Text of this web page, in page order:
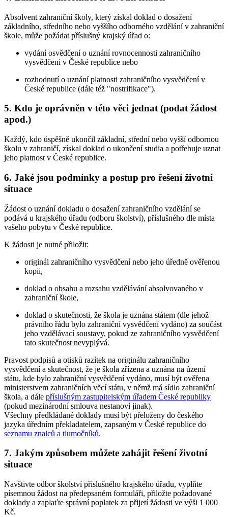
Absolvent zahraniční školy, který získal doklad o dosažení
základního, středního nebo vyššího odborného vzdělání v zahraniční
škole, může požádat příslušný krajský úřad o:
vydání osvědčení o uznání rovnocennosti zahraničního
vysvědčení v České republice nebo
rozhodnutí o uznání platnosti zahraničního vysvědčení v
České republice (dále též "nostrifikace").
5. Kdo je oprávněn v této věci jednat (podat žádost
apod.)
Každý, kdo úspěšně ukončil základní, střední nebo vyšší odbornou
školu v zahraničí, získal doklad o ukončení studia a potřebuje uznat
jeho platnost v České republice.
6. Jaké jsou podmínky a postup pro řešení životní
situace
Žádost o uznání dokladu o dosažení zahraničního vzdělání se
podává u krajského úřadu (odboru školství), příslušného dle místa
vašeho pobytu v České republice.
K žádosti je nutné přiložit:
originál zahraničního vysvědčení nebo jeho úředně ověřenou
kopii,
doklad o obsahu a rozsahu vzdělávání absolvovaného v
zahraniční škole,
doklad o skutečnosti, že škola je uznána státem (dle jehož
právního řádu bylo zahraniční vysvědčení vydáno) za součást
jeho vzdělávací soustavy, pokud ze zahraničního vysvědčení
tato skutečnost nevyplývá.
Pravost podpisů a otisků razítek na originálu zahraničního
vysvědčení a skutečnost, že je škola zřízena a uznána na území
státu, kde bylo zahraniční vysvědčení vydáno, musí být ověřena
ministerstvem zahraničních věcí státu, v němž má sídlo zahraniční
škola, a dále příslušným zastupitelským úřadem České republiky
(pokud mezinárodní smlouva nestanoví jinak).
Všechny předkládané doklady musí být přeloženy do českého
jazyka úředním překladatelem, zapsaným v České republice do
seznamu znalců a tlumočníků.
7. Jakým způsobem můžete zahájit řešení životní
situace
Navštivte odbor školství příslušného krajského úřadu, vyplňte
písemnou žádost na předepsaném formuláři, přiložte požadované
doklady a zaplaťte správní poplatek za přijetí žádosti ve výši 1 000
Kč.